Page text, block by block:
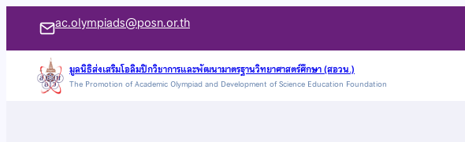
เนื้อหา
ac.olympiads@posn.or.th
มูลนิธิส่งเสริมโอลิมปิกวิชาการและพัฒนามาตรฐานวิทยาศาสตร์ศึกษา (สอวน.)
The Promotion of Academic Olympiad and Development of Science Education Foundation